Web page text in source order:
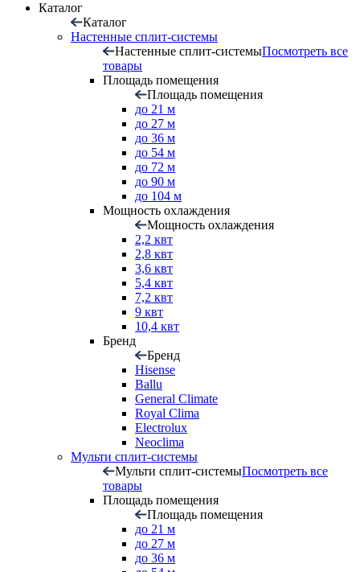
Каталог
Каталог
Настенные сплит-системы
Настенные сплит-системыПосмотреть все
товары
Площадь помещения
Площадь помещения
до 21 м
до 27 м
до 36 м
до 54 м
до 72 м
до 90 м
до 104 м
Мощность охлаждения
Мощность охлаждения
2,2 квт
2,8 квт
3,6 квт
5,4 квт
7,2 квт
9 квт
10,4 квт
Бренд
Бренд
Hisense
Ballu
General Climate
Royal Clima
Electrolux
Neoclima
Мульти сплит-системы
Мульти сплит-системыПосмотреть все
товары
Площадь помещения
Площадь помещения
до 21 м
до 27 м
до 36 м